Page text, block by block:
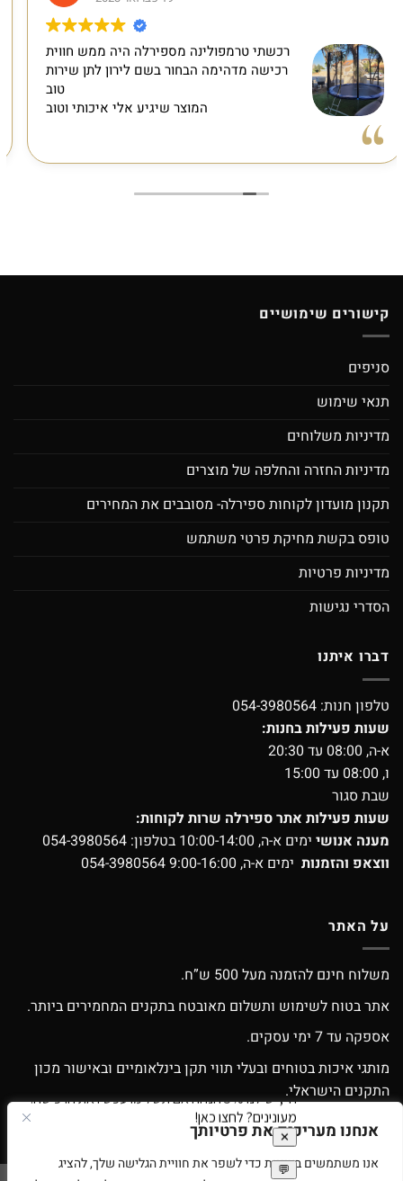
אנחנו מעריכים את פרטיותך
אנו משתמשים בעוגיות כדי לשפר את חוויית הגלישה שלך, להציג
רכשתי טרמפולינה מספירלה היה ממש חווית
רכישה מדהימה הבחור בשם לירון לתן שירות
המוצר שיגיע אלי איכותי וטוב
קישורים שימושיים
סניפים
תנאי שימוש
מדיניות משלוחים
מדיניות החזרה והחלפה של מוצרים
תקנון מועדון לקוחות ספירלה- מסובבים את המחירים
טופס בקשת מחיקת פרטי משתמש
מדיניות פרטיות
הסדרי נגישות
דברו איתנו
טלפון חנות: 054-3980564
שעות פעילות בחנות:
א-ה, 08:00 עד 20:30
ו, 08:00 עד 15:00
שבת סגור
שעות פעילות אתר ספירלה שרות לקוחות:
מענה אנושי ימים א-ה, 10:00-14:00 בטלפון:
054-3980564
ווצאפ והזמנות ימים א-ה, 9:00-16:00 054-3980564
על האתר
משלוח חינם להזמנה מעל 500 ש”ח.
אתר בטוח לשימוש ותשלום מאובטח בתקנים המחמירים ביותר.
אספקה עד 7 ימי עסקים.
מותגי איכות בטוחים ובעלי תווי תקן בינלאומיים ובאישור מכון
התקנים הישראלי.
אפשרות החלפה / החזרה עפ”י התקנון.